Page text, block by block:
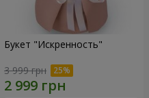
Букет "Искренность"
3 999 грн